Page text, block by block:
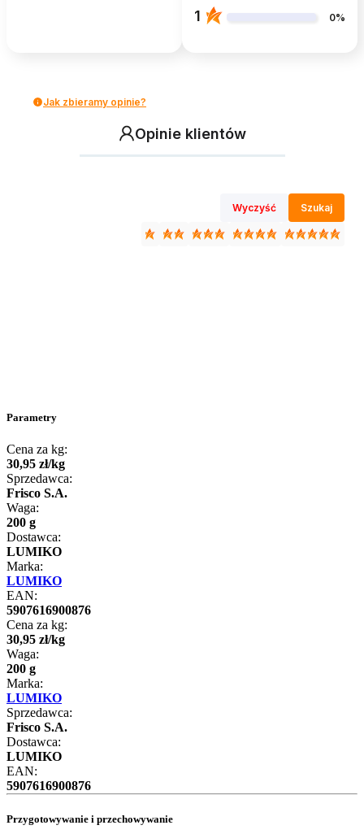
1 0%
Jak zbieramy opinie?
Opinie klientów
Wyczyść Szukaj
Parametry
Cena za kg:
30,95 zł/kg
Sprzedawca:
Frisco S.A.
Waga:
200 g
Dostawca:
LUMIKO
Marka:
LUMIKO
EAN:
5907616900876
Cena za kg:
30,95 zł/kg
Waga:
200 g
Marka:
LUMIKO
Sprzedawca:
Frisco S.A.
Dostawca:
LUMIKO
EAN:
5907616900876
Przygotowywanie i przechowywanie